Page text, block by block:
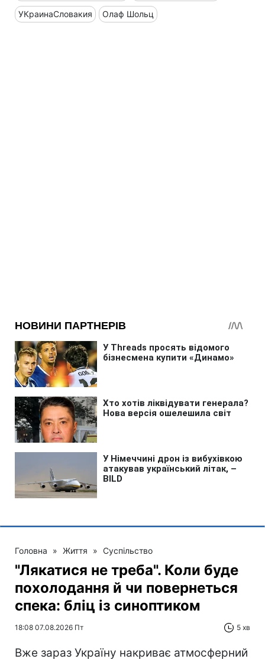
УКраинаСловакия Олаф Шольц
Головна » Життя » Суспільство
"Лякатися не треба". Коли буде
похолодання й чи повернеться
спека: бліц із синоптиком
18:08 07.08.2026 Пт 5 хв
Вже зараз Україну накриває атмосферний